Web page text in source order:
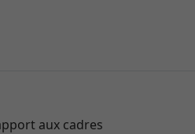
aux cadres